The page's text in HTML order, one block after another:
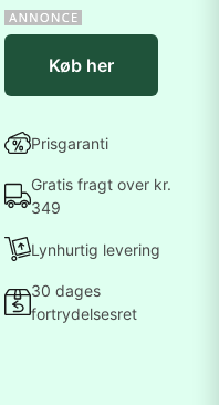
Køb her
Prisgaranti
Gratis fragt over kr.
349
Lynhurtig levering
30 dages
fortrydelsesret